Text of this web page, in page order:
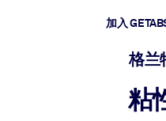
加入
格兰
粘